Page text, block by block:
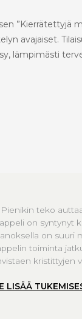
”Kierrätettyjä
avajaiset.
lämpimästi
Pienikin teko
on syntynyt
on suuri
toiminta
kristittyjen
LISÄÄ